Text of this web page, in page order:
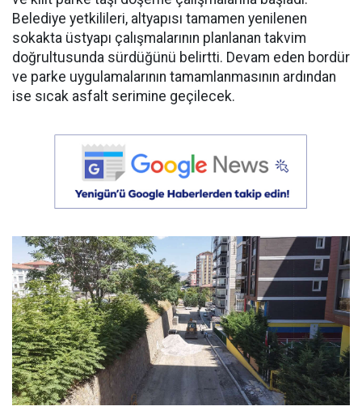
Belediye yetkilileri, altyapısı tamamen yenilenen
sokakta üstyapı çalışmalarının planlanan takvim
doğrultusunda sürdüğünü belirtti. Devam eden bordür
ve parke uygulamalarının tamamlanmasının ardından
ise sıcak asfalt serimine geçilecek.